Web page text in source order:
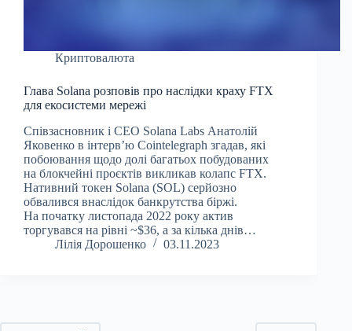
Криптовалюта
Глава Solana розповів про наслідки краху FTX
для екосистеми мережі
Співзасновник і CEO Solana Labs Анатолій
Яковенко в інтерв’ю Cointelegraph згадав, які
побоювання щодо долі багатьох побудованих
на блокчейні проєктів викликав колапс FTX.
Нативний токен Solana (SOL) серйозно
обвалився внаслідок банкрутства біржі.
На початку листопада 2022 року актив
торгувався на рівні ~$36, а за кілька днів…
Лілія Дорошенко
03.11.2023